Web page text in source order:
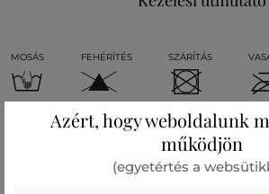
MOSÁS FEHÉRÍTÉS SZÁRÍTÁS
Azért, hogy weboldalunk
működjön
(egyetértés a